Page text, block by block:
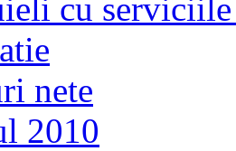
cu
nete
2010